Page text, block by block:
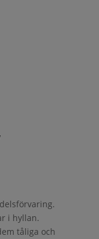
i hyllan.
tåliga och